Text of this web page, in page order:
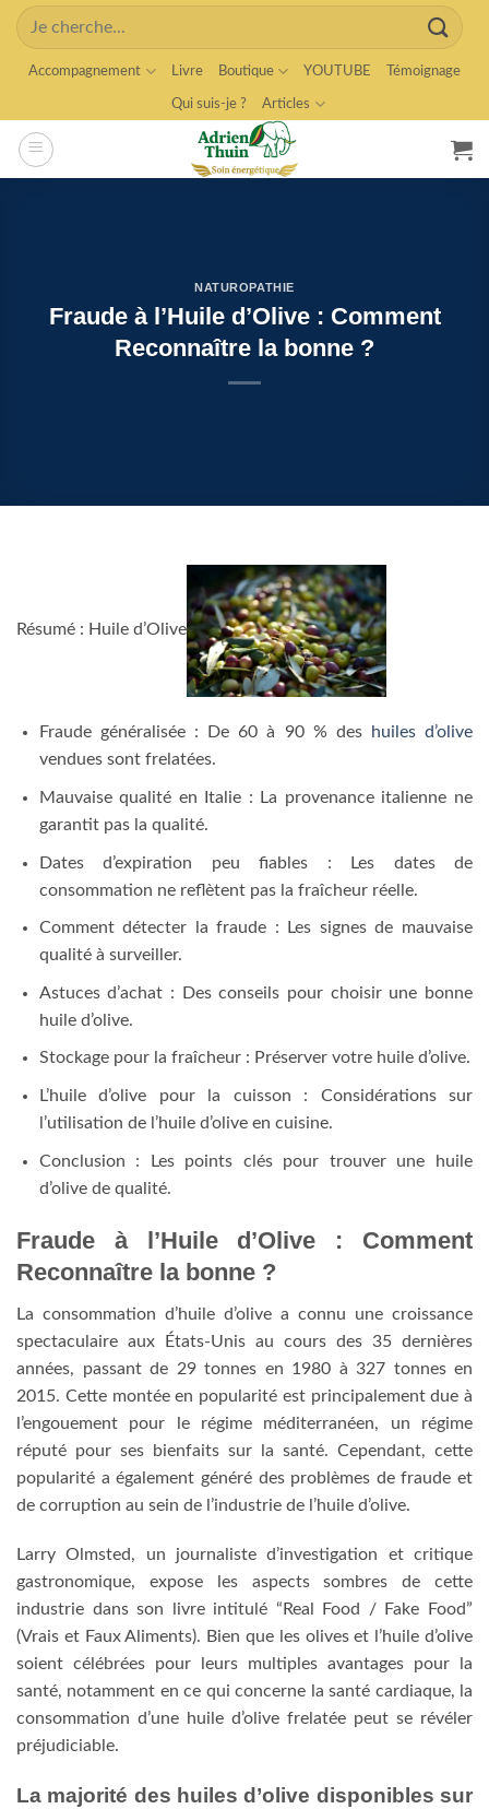
Skip
content
Search
for:
Accompagnement Livre Boutique YOUTUBE Témoignage
Qui suis-je ? Articles
NATUROPATHIE
Fraude à l’Huile d’Olive : Comment
Reconnaître la bonne ?
Résumé : Huile d’Olive
Fraude généralisée : De 60 à 90 % des
huiles d’olive
vendues sont frelatées.
Mauvaise qualité en Italie : La provenance italienne ne
garantit pas la qualité.
Dates d’expiration peu fiables : Les dates de
consommation ne reflètent pas la fraîcheur réelle.
Comment détecter la fraude : Les signes de mauvaise
qualité à surveiller.
Astuces d’achat : Des conseils pour choisir une bonne
huile d’olive.
Stockage pour la fraîcheur : Préserver votre huile d’olive.
L’huile d’olive pour la cuisson : Considérations sur
l’utilisation de l’huile d’olive en cuisine.
Conclusion : Les points clés pour trouver une huile
d’olive de qualité.
Fraude à l’Huile d’Olive : Comment
Reconnaître la bonne ?
La consommation d’huile d’olive a connu une croissance
spectaculaire aux États-Unis au cours des 35 dernières
années, passant de 29 tonnes en 1980 à 327 tonnes en
2015. Cette montée en popularité est principalement due à
l’engouement pour le régime méditerranéen, un régime
réputé pour ses bienfaits sur la santé. Cependant, cette
popularité a également généré des problèmes de fraude et
de corruption au sein de l’industrie de l’huile d’olive.
Larry Olmsted, un journaliste d’investigation et critique
gastronomique, expose les aspects sombres de cette
industrie dans son livre intitulé “Real Food / Fake Food”
(Vrais et Faux Aliments). Bien que les olives et l’huile d’olive
soient célébrées pour leurs multiples avantages pour la
santé, notamment en ce qui concerne la santé cardiaque, la
consommation d’une huile d’olive frelatée peut se révéler
préjudiciable.
La majorité des huiles d’olive disponibles sur